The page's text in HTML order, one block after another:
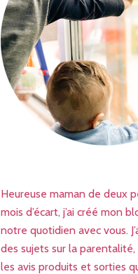
Heureuse maman de deux
mois d’écart, j’ai créé mon
notre quotidien avec vous.
des sujets sur la
les avis produits et sorties